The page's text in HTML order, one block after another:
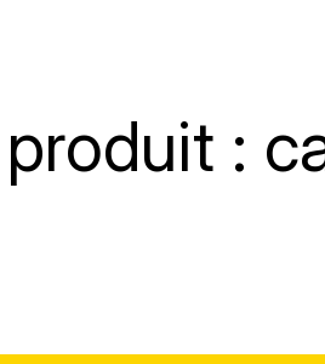
: